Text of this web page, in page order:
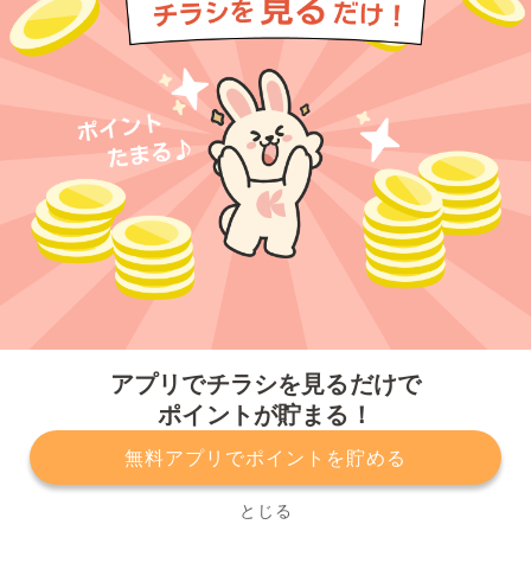
アプリでチラシを見るだけで
ポイントが貯まる！
無料アプリでポイントを貯める
とじる
プライバシーポリシー 利用規約
運営会社
サービスに関してのお問い合わせ